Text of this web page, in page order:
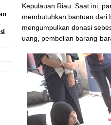
Kepulauan Riau. Saat ini,
membutuhkan bantuan dari
mengumpulkan donasi
uang, pembelian barang-